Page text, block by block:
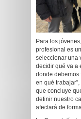
Para los
profesional es
seleccionar una
decidir qué va a
donde debemos
en qué
que concluye
definir nuestro
afectará de